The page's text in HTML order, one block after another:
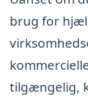
brug for
tilgængelig,